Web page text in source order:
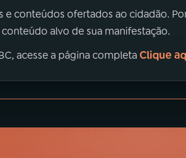
e conteúdos ofertados ao cidadão.
alvo de sua manifestação.
acesse a página completaClique